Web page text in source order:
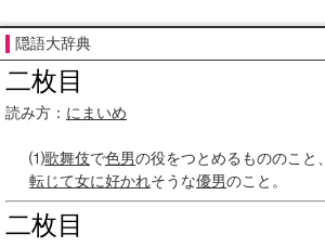
隠語大辞典
二枚目
読み方： にまいめ
⑴歌舞伎で色男の役をつとめるもののこと、
転じて女に好かれそうな優男のこと。
二枚目